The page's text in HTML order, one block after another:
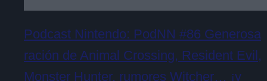
Podcast Nintendo: PodNN #86 Generosa
ración de Animal Crossing, Resident Evil,
Monster Hunter, rumores Witcher… ¡y